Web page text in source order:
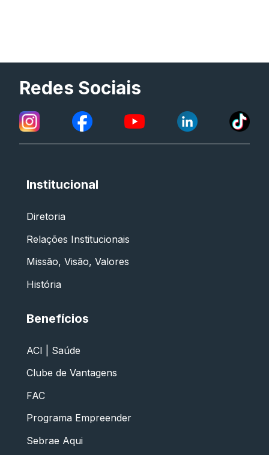
Redes Sociais
Institucional
Diretoria
Relações Institucionais
Missão, Visão, Valores
História
Benefícios
ACI | Saúde
Clube de Vantagens
FAC
Programa Empreender
Sebrae Aqui